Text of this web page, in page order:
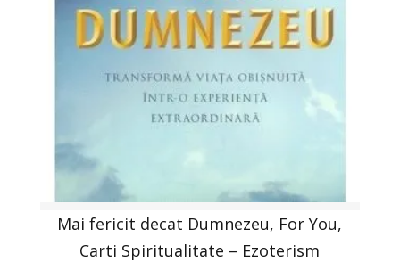
Mai fericit decat Dumnezeu, For You,
Carti Spiritualitate – Ezoterism